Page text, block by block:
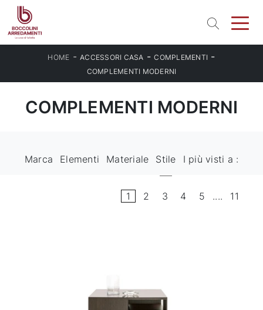
HOME -ACCESSORI CASA -COMPLEMENTI -
COMPLEMENTI MODERNI
COMPLEMENTI MODERNI
Marca Elementi Materiale Stile I più visti a :
1 2 3 4 5 .... 11